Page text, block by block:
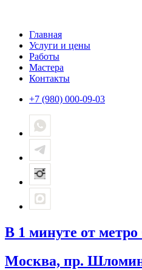
Главная
Услуги и цены
Работы
Мастера
Контакты
+7 (980) 000-09-03
В 1 минуте от
Москва, пр.